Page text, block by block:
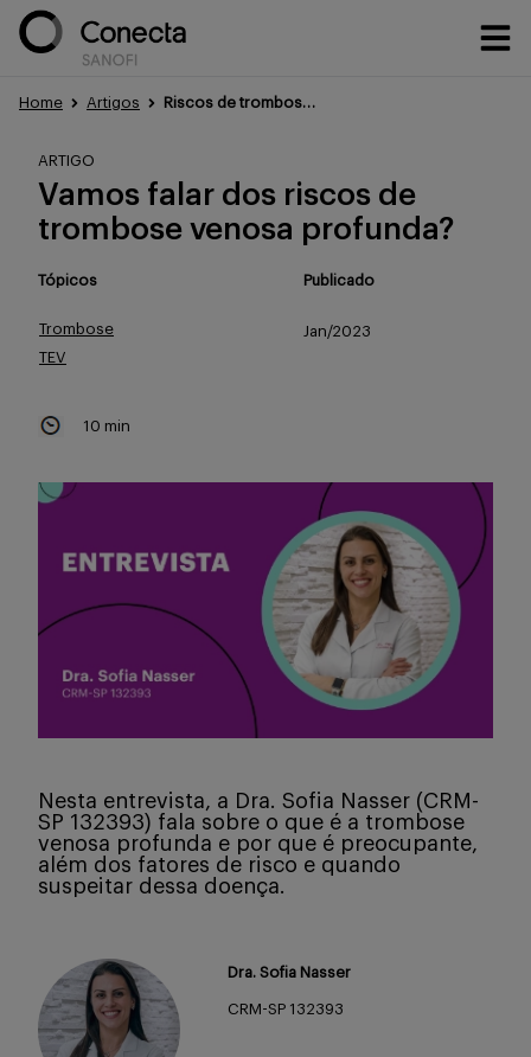
Eventos
Treinamentos
Serviços
Sobre
Entrar
Cadastrar
Home Artigos Riscos de trombose venosa profunda
ARTIGO
Vamos falar dos riscos de
trombose venosa profunda?
Tópicos
Trombose
TEV
Publicado
Jan/2023
10 min
Nesta entrevista, a Dra. Sofia Nasser (CRM-
SP 132393) fala sobre o que é a trombose
venosa profunda e por que é preocupante,
além dos fatores de risco e quando
suspeitar dessa doença.
Dra. Sofia Nasser
CRM-SP 132393